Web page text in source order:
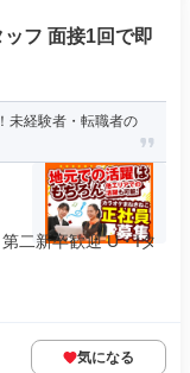
フ 面接1回で即
未経験者・転職者の
二新卒歓迎 U・Iタ
気になる